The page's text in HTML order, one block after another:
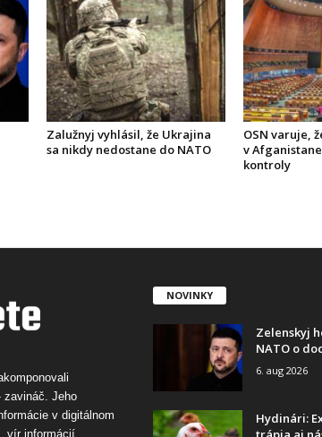
Zalužnyj vyhlásil, že Ukrajina
sa nikdy nedostane do NATO
OSN varuje,
v
kontroly
zavináč. Jeho
v digitálnom
vír informácií.
NOVINKY
Zelenskyj
NATO o
6. aug 2026
Hydinári: